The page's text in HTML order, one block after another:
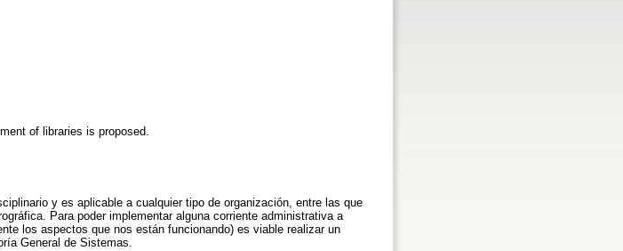
of libraries is proposed.
y es aplicable a cualquier tipo de organización, entre las que
Para poder implementar alguna corriente administrativa a
los aspectos que nos están funcionando) es viable realizar un
General de Sistemas.